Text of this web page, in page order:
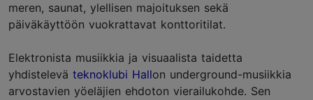
meren, saunat, ylellisen majoituksen sekä
päiväkäyttöön vuokrattavat konttoritilat.
Elektronista musiikkia ja visuaalista taidetta
yhdistelevä teknoklubi Hallon underground-musiikkia
arvostavien yöeläjien ehdoton vierailukohde. Sen